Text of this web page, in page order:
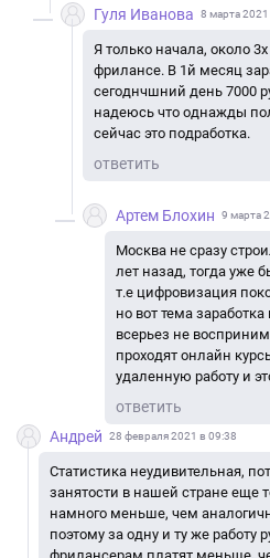
Гуля Иванова 8 марта 2021
Я только начала, около
фрилансе. В 1й месяц
сегоднчшний день 7000
надеюсь что однажды
сейчас это подработка.
ответить
Артем Блохин 9 марта
Москва не сразу
лет назад, тогда уже
т.е цифровизация
но вот тема
всерьез не
проходят онлайн
удаленную работу и
ответить
Андрей
28 февраля 2021 в 09:38
Статистика неудивительная,
занятости в нашей стране еще
намного меньше, чем
поэтому за одну и ту же работу